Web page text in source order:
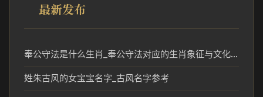
最新发布
奉公守法是什么生肖_奉公守法对应的生肖象征与文化解读
姓朱古风的女宝宝名字_古风名字参考